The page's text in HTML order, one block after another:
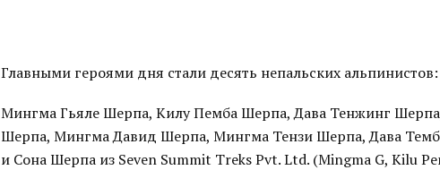
Главными героями дня стали десять непальских альпинистов:
Мингма Гьяле Шерпа, Килу Пемба Шерпа, Дава Тенжинг
Шерпа, Мингма Давид Шерпа, Мингма Тензи Шерпа, Дава
и Сона Шерпа из Seven Summit Treks Pvt. Ltd. (Mingma G, Kilu